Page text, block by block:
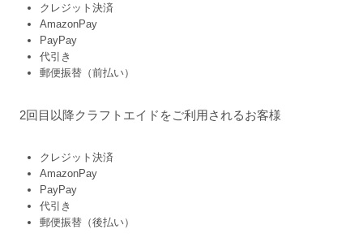
クレジット決済
AmazonPay
PayPay
代引き
郵便振替（前払い）
2回目以降クラフトエイドをご利用されるお客様
クレジット決済
AmazonPay
PayPay
代引き
郵便振替（後払い）